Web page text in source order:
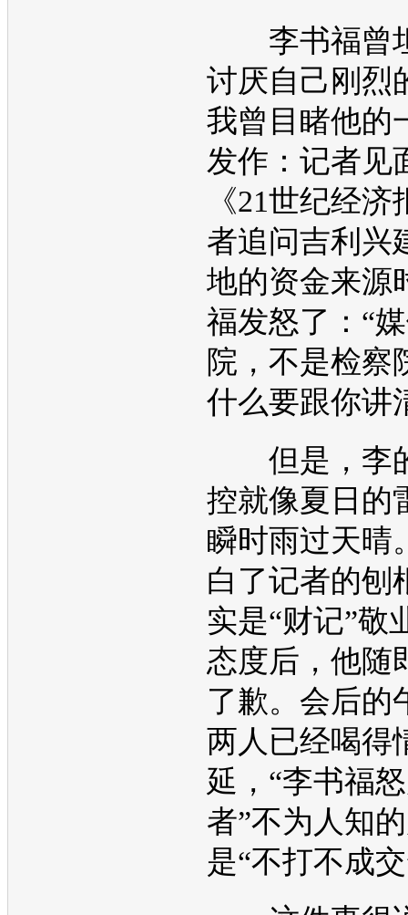
李书福曾
讨厌自己刚烈
我曾目睹他的
发作：记者见
《21世纪经
者追问吉利 兴
地的资金来源
福发怒了：“
院，不是检察
什么要跟你讲
但是，李
控就像夏日的
瞬时雨过天晴
白了记者的刨
实是“财记”敬
态度后，他随
了歉。会后的
两人已经喝得
延，“李书福
者”不为人知
是“不打不成